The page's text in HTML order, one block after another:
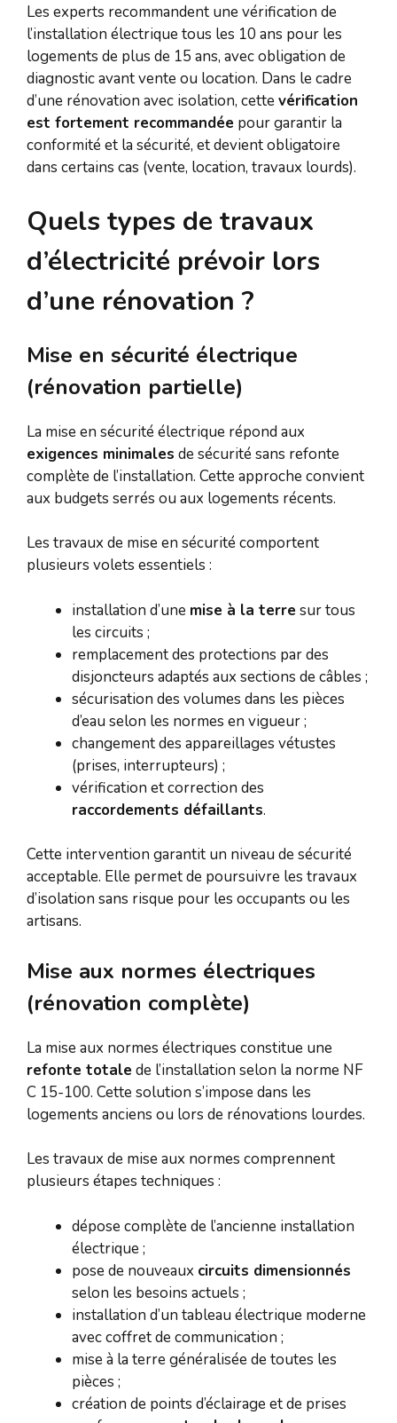
Les experts recommandent une vérification de
l’installation électrique tous les 10 ans pour les
logements de plus de 15 ans, avec obligation de
diagnostic avant vente ou location. Dans le cadre
d’une rénovation avec isolation, cettevérification
est fortement recommandée pour garantir la
conformité et la sécurité, et devient obligatoire
dans certains cas (vente, location, travaux lourds).
Quels types de travaux
d’électricité prévoir lors
d’une rénovation ?
Mise en sécurité électrique
(rénovation partielle)
La mise en sécurité électrique répond aux
exigences minimales de sécurité sans refonte
complète de l’installation. Cette approche convient
aux budgets serrés ou aux logements récents.
Les travaux de mise en sécurité comportent
plusieurs volets essentiels :
installation d’une mise à la terre sur tous
les circuits ;
remplacement des protections par des
disjoncteurs adaptés aux sections de câbles ;
sécurisation des volumes dans les pièces
d’eau selon les normes en vigueur ;
changement des appareillages vétustes
(prises, interrupteurs) ;
vérification et correction des
raccordements défaillants.
Cette intervention garantit un niveau de sécurité
acceptable. Elle permet de poursuivre les travaux
d’isolation sans risque pour les occupants ou les
artisans.
Mise aux normes électriques
(rénovation complète)
La mise aux normes électriques constitue une
refonte totale de l’installation selon la norme NF
C 15-100. Cette solution s’impose dans les
logements anciens ou lors de rénovations lourdes.
Les travaux de mise aux normes comprennent
plusieurs étapes techniques :
dépose complète de l’ancienne installation
électrique ;
pose de nouveaux circuits dimensionnés
selon les besoins actuels ;
installation d’un tableau électrique moderne
avec coffret de communication ;
mise à la terre généralisée de toutes les
pièces ;
création de points d’éclairage et de prises